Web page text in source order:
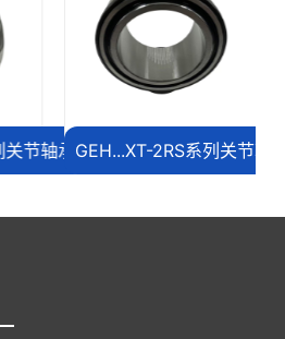
节轴承GEH...XT-2RS系列关节轴承